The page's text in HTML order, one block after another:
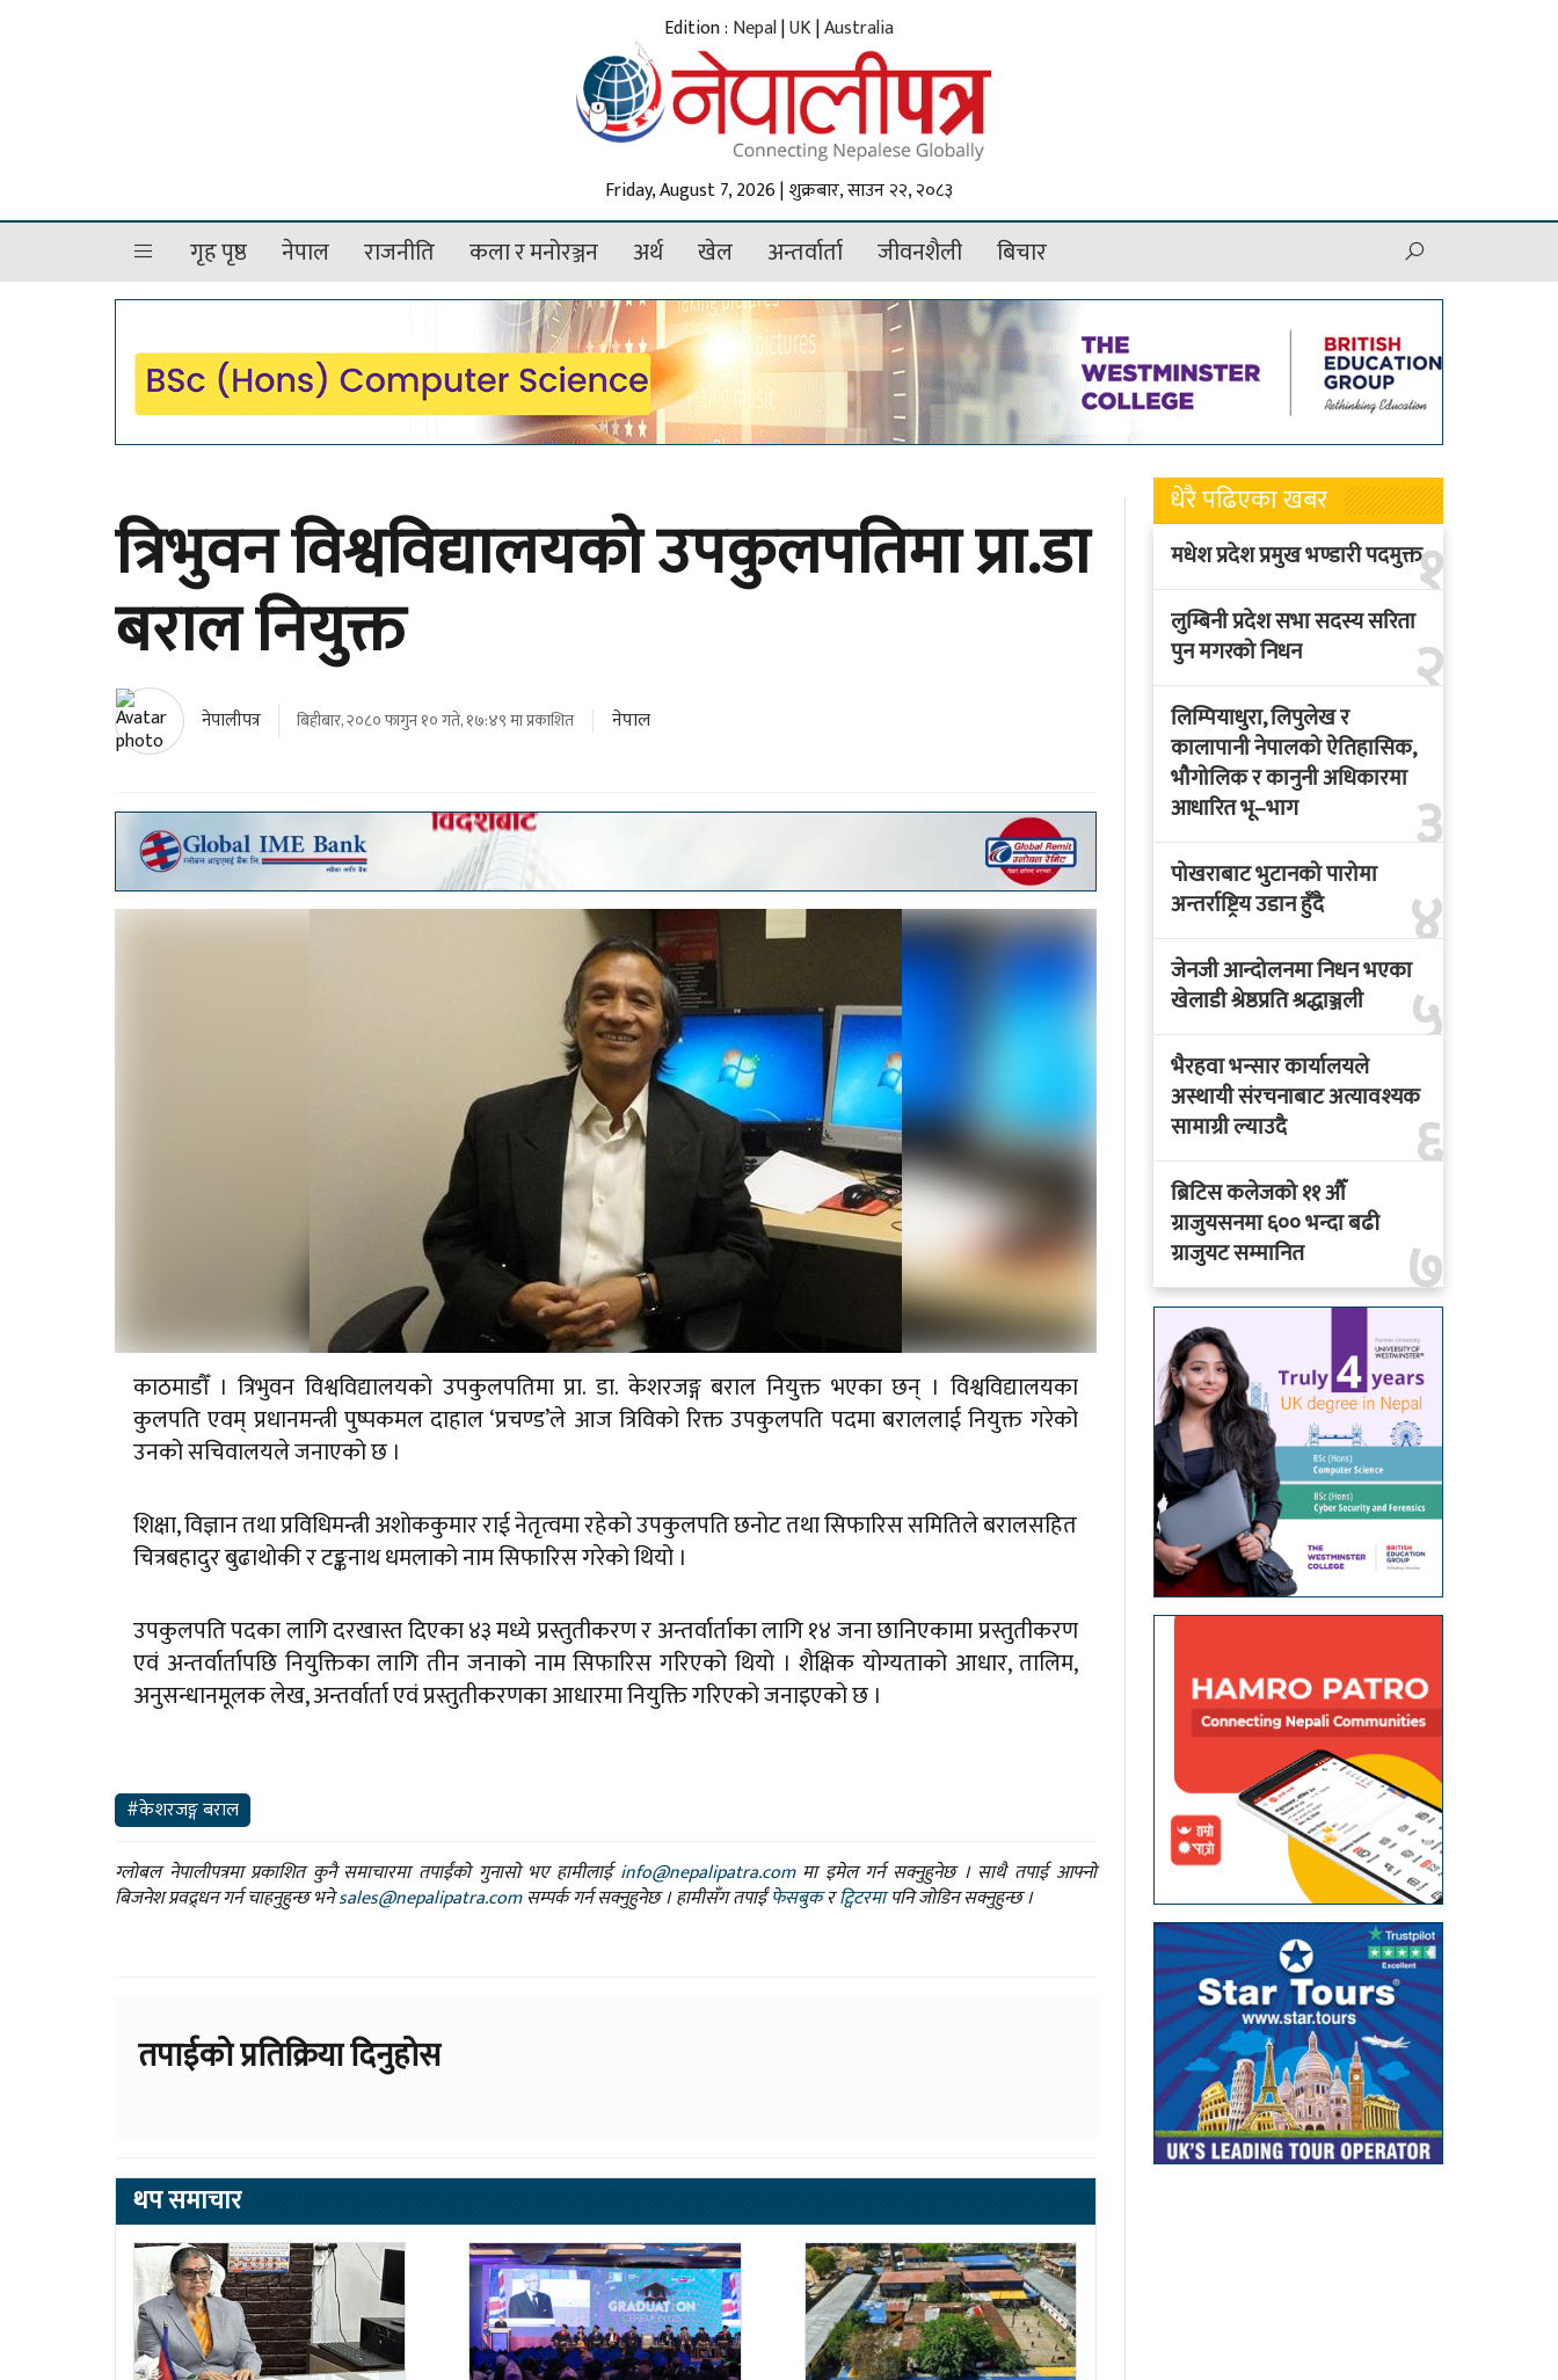
Edition : Nepal|UK|Australia
Friday, August 7, 2026 | शुक्रबार, साउन २२, २०८३
गृह पृष्ठ नेपाल राजनीति कला र मनोरञ्जन अर्थ खेल अन्तर्वार्ता जीवनशैली बिचार
त्रिभुवन विश्वविद्यालयको उपकुलपतिमा प्रा.डा
बराल नियुक्त
नेपालीपत्र बिहीबार, २०८० फागुन १० गते, १७:४९ मा प्रकाशित नेपाल
काठमाडौँ । त्रिभुवन विश्वविद्यालयको उपकुलपतिमा प्रा. डा. केशरजङ्ग बराल नियुक्त भएका छन् । विश्वविद्यालयका
कुलपति एवम् प्रधानमन्त्री पुष्पकमल दाहाल ‘प्रचण्ड’ले आज त्रिविको रिक्त उपकुलपति पदमा बराललाई नियुक्त गरेको
उनको सचिवालयले जनाएको छ ।
शिक्षा, विज्ञान तथा प्रविधिमन्त्री अशोककुमार राई नेतृत्वमा रहेको उपकुलपति छनोट तथा सिफारिस समितिले बरालसहित
चित्रबहादुर बुढाथोकी र टङ्कनाथ धमलाको नाम सिफारिस गरेको थियो ।
उपकुलपति पदका लागि दरखास्त दिएका ४३ मध्ये प्रस्तुतीकरण र अन्तर्वार्ताका लागि १४ जना छानिएकामा प्रस्तुतीकरण
एवं अन्तर्वार्तापछि नियुक्तिका लागि तीन जनाको नाम सिफारिस गरिएको थियो । शैक्षिक योग्यताको आधार, तालिम,
अनुसन्धानमूलक लेख, अन्तर्वार्ता एवं प्रस्तुतीकरणका आधारमा नियुक्ति गरिएको जनाइएको छ ।
#केशरजङ्ग बराल
ग्लोबल नेपालीपत्रमा प्रकाशित कुनै समाचारमा तपाईंको गुनासो भए हामीलाईinfo@nepalipatra.comमा इमेल गर्न सक्नुहुनेछ । साथै तपाई आफ्नो
बिजनेश प्रवद्र्धन गर्न चाहनुहुन्छ भनेsales@nepalipatra.comसम्पर्क गर्न सक्नुहुनेछ । हामीसँग तपाईंफेसबुकरट्विटरमापनि जोडिन सक्नुहुन्छ ।
तपाईको प्रतिक्रिया दिनुहोस
थप समाचार
धेरै पढिएका खबर
१
मधेश प्रदेश प्रमुख भण्डारी पदमुक्त
२
लुम्बिनी प्रदेश सभा सदस्य सरिता
पुन मगरको निधन
३
लिम्पियाधुरा, लिपुलेख र
कालापानी नेपालको ऐतिहासिक,
भौगोलिक र कानुनी अधिकारमा
आधारित भू–भाग
४
पोखराबाट भुटानको पारोमा
अन्तर्राष्ट्रिय उडान हुँदै
५
जेनजी आन्दोलनमा निधन भएका
खेलाडी श्रेष्ठप्रति श्रद्धाञ्जली
६
भैरहवा भन्सार कार्यालयले
अस्थायी संरचनाबाट अत्यावश्यक
सामाग्री ल्याउदै
७
ब्रिटिस कलेजको ११ औँ
ग्राजुयसनमा ६०० भन्दा बढी
ग्राजुयट सम्मानित